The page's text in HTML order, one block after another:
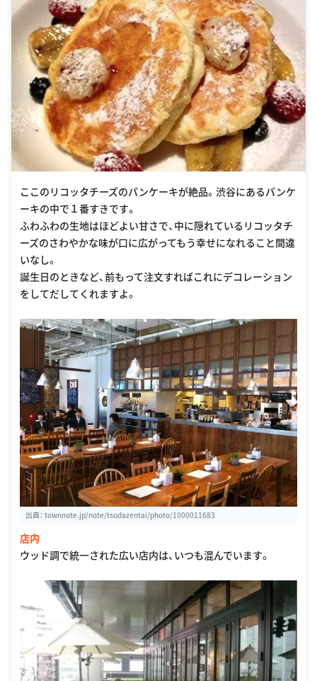
ここのリコッタチーズのパンケーキが絶品。渋谷にあるパンケ
ーキの中で１番すきです。
ふわふわの生地はほどよい甘さで、中に隠れているリコッタチ
ーズのさわやかな味が口に広がってもう幸せになれること間違
いなし。
誕生日のときなど、前もって注文すればこれにデコレーション
をしてだしてくれますよ。
出典： townnote.jp/note/tsudazentai/photo/1000011683
店内
ウッド調で統一された広い店内は、いつも混んでいます。